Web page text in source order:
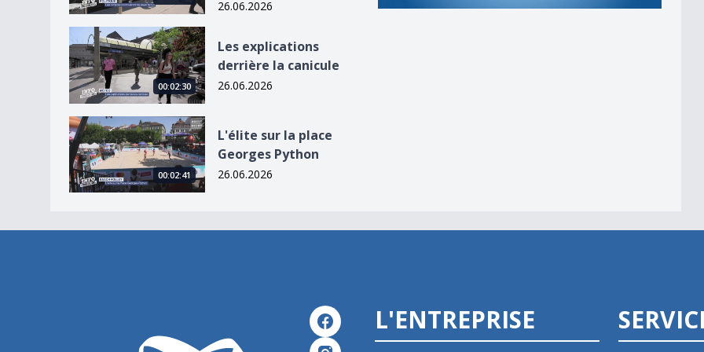
26.06.2026
Les explications derrière la canicule
00:02:30
Les explications
derrière la canicule
26.06.2026
L&#039;élite sur la place Georges Python
00:02:41
L'élite sur la place
Georges Python
26.06.2026
L'ENTREPRISE